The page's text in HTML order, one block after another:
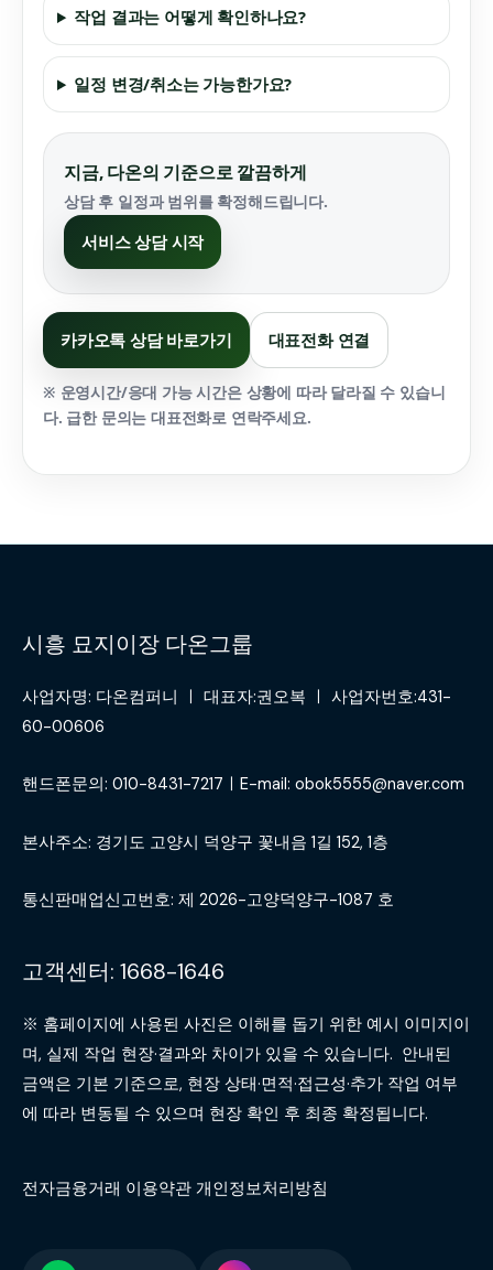
작업 결과는 어떻게 확인하나요?
일정 변경/취소는 가능한가요?
지금, 다온의 기준으로 깔끔하게
상담 후 일정과 범위를 확정해드립니다.
서비스 상담 시작
카카오톡 상담 바로가기 대표전화 연결
※ 운영시간/응대 가능 시간은 상황에 따라 달라질 수 있습니
다. 급한 문의는 대표전화로 연락주세요.
시흥 묘지이장 다온그룹
사업자명: 다온컴퍼니 ㅣ 대표자:권오복 ㅣ 사업자번호:431-
60-00606
핸드폰문의: 010-8431-7217ㅣE-mail: obok5555@naver.com
본사주소: 경기도 고양시 덕양구 꽃내음 1길 152, 1층
통신판매업신고번호: 제 2026-고양덕양구-1087 호
고객센터: 1668-1646
※ 홈페이지에 사용된 사진은 이해를 돕기 위한 예시 이미지이
며, 실제 작업 현장·결과와 차이가 있을 수 있습니다. 안내된
금액은 기본 기준으로, 현장 상태·면적·접근성·추가 작업 여부
에 따라 변동될 수 있으며 현장 확인 후 최종 확정됩니다.
전자금융거래 이용약관 개인정보처리방침